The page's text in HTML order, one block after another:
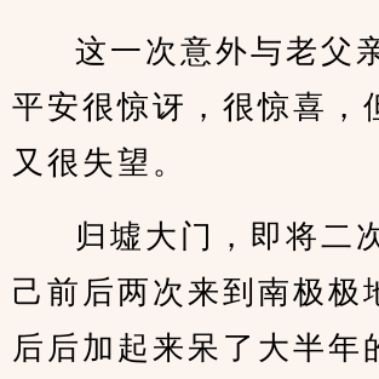
这一次意外与老父
平安很惊讶，很惊喜，
又很失望。
归墟大门，即将二
己前后两次来到南极极
后后加起来呆了大半年